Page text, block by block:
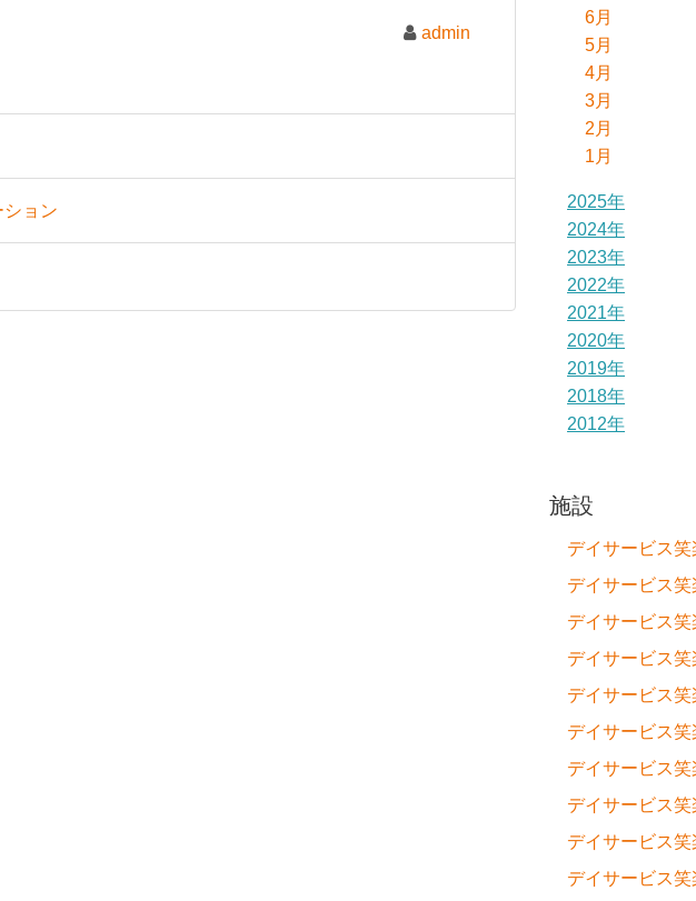
admin
ョン
6月
5月
4月
3月
2月
1月
2025年
2024年
2023年
2022年
2021年
2020年
2019年
2018年
2012年
施設
デイサービス
デイサービス
デイサービス
デイサービス
デイサービス
デイサービス
デイサービス
デイサービス
デイサービス
デイサービス